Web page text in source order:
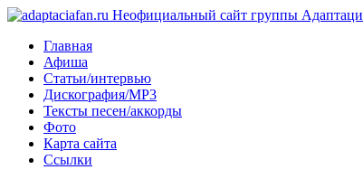
Главная
Афиша
Статьи/интервью
Дискография/MP3
Тексты песен/аккорды
Фото
Карта сайта
Ссылки